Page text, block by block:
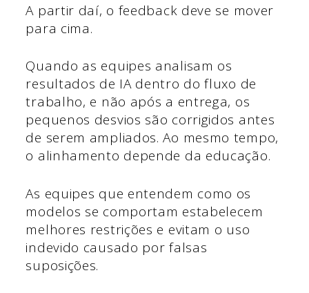
A partir daí, o feedback deve se mover
para cima.
Quando as equipes analisam os
resultados de IA dentro do fluxo de
trabalho, e não após a entrega, os
pequenos desvios são corrigidos antes
de serem ampliados. Ao mesmo tempo,
o alinhamento depende da educação.
As equipes que entendem como os
modelos se comportam estabelecem
melhores restrições e evitam o uso
indevido causado por falsas
suposições.